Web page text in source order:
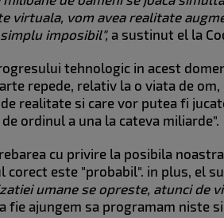
virtuala, vom avea realitate
imposibil", a sustinut el la
tehnologic in acest
repede, relativ la o viata de
realitate si care vor putea fi
ordinul a una la cateva miliarde".
cu privire la posibila
este "probabil". in plus, el
umane se opreste, atunci de
fie ajungem sa programam niste